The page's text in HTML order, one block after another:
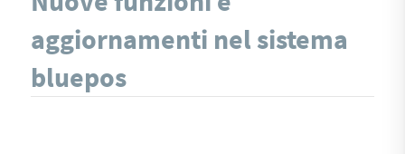
aggiornamenti nel sistema
bluepos